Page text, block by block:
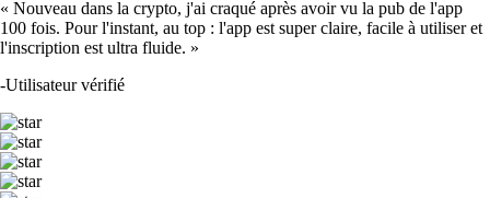
« Nouveau dans la crypto, j'ai craqué après avoir vu la pub de l'app
100 fois. Pour l'instant, au top : l'app est super claire, facile à utiliser et
l'inscription est ultra fluide. »
-Utilisateur vérifié